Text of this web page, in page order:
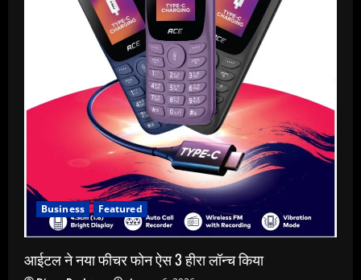
Business Featured
आईटल ने नया फीचर फोन ऐस 3 हीरा लॉन्च किया